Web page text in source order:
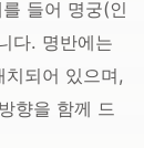
들어 명궁(인
다. 명반에는
되어 있으며,
향을 함께 드